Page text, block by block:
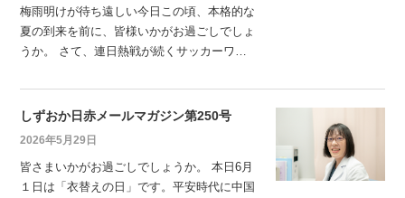
体調管理はもちろん、仕事や暮らしのリズム
を見直すのも
梅雨明けが待ち遠しい今日この頃、本格的な
夏の到来を前に、皆様いかがお過ごしでしょ
うか。 さて、連日熱戦が続くサッカーワー
とと存じます。 深夜の観戦は大変盛り上が
りますが、寝不足やエアコンによる冷えは体
度調節と十分な睡眠、そしてこまめな水分補
給を心がけ、こ
しずおか日赤メールマガジン第250号
2026年5月29日
皆さまいかがお過ごしでしょうか。 本日6月
１日は「衣替えの日」です。平安時代に中国